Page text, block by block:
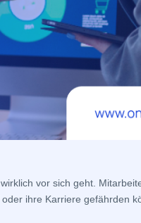
vor sich geht.
ihre Karriere gefährden